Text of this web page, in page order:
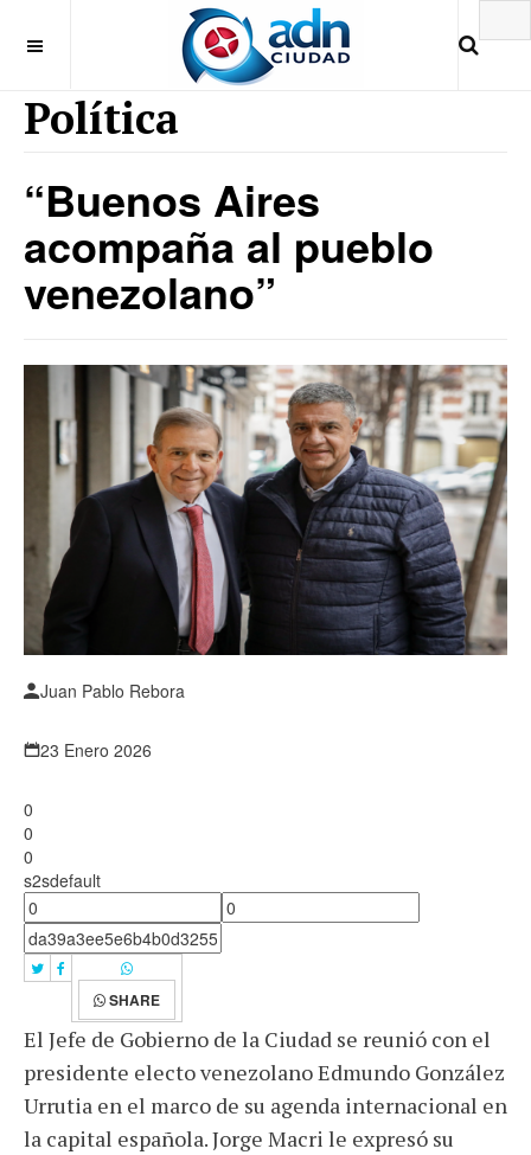
Política
“Buenos Aires
acompaña al pueblo
venezolano”
Juan Pablo Rebora
23 Enero 2026
0
0
0
s2sdefault
SHARE
El Jefe de Gobierno de la Ciudad se reunió con el
presidente electo venezolano Edmundo González
Urrutia en el marco de su agenda internacional en
la capital española. Jorge Macri le expresó su